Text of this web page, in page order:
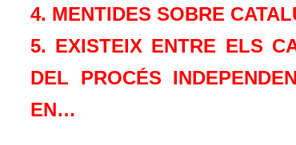
4. MENTIDES SOBRE
5. EXISTEIX ENTRE ELS
DEL PROCÉS
EN…